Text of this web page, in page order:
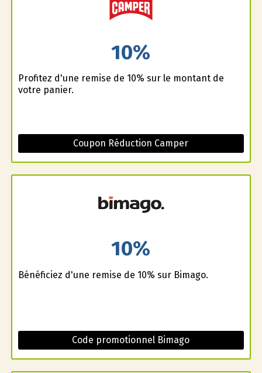
10%
Profitez d'une remise de 10% sur le montant de
votre panier.
Coupon Réduction Camper
10%
Bénéficiez d'une remise de 10% sur Bimago.
Code promotionnel Bimago